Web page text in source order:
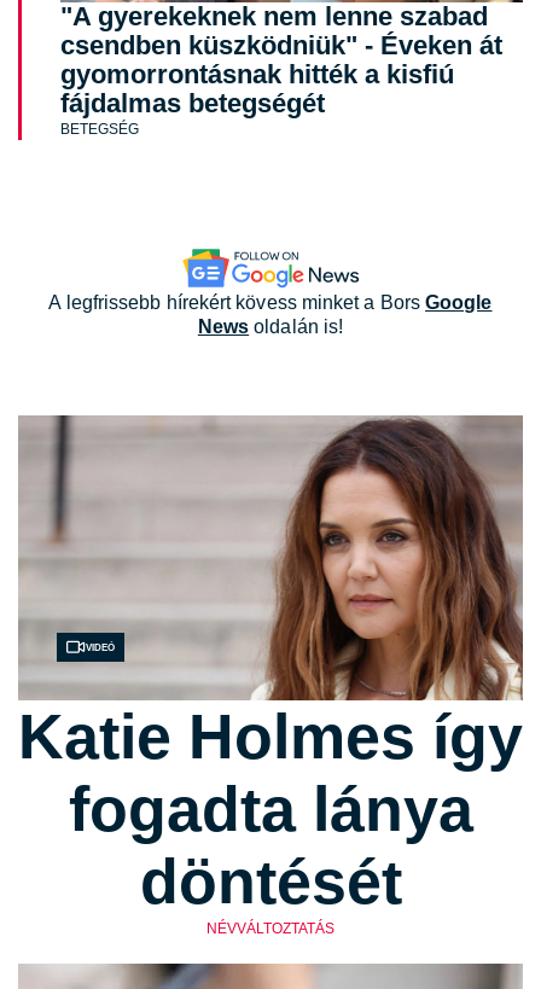
"A gyerekeknek nem lenne szabad
csendben küszködniük" - Éveken át
gyomorrontásnak hitték a kisfiú
fájdalmas betegségét
BETEGSÉG
A legfrissebb hírekért kövess minket a BorsGoogle
News oldalán is!
Videó
Katie Holmes így
fogadta lánya
döntését
NÉVVÁLTOZTATÁS